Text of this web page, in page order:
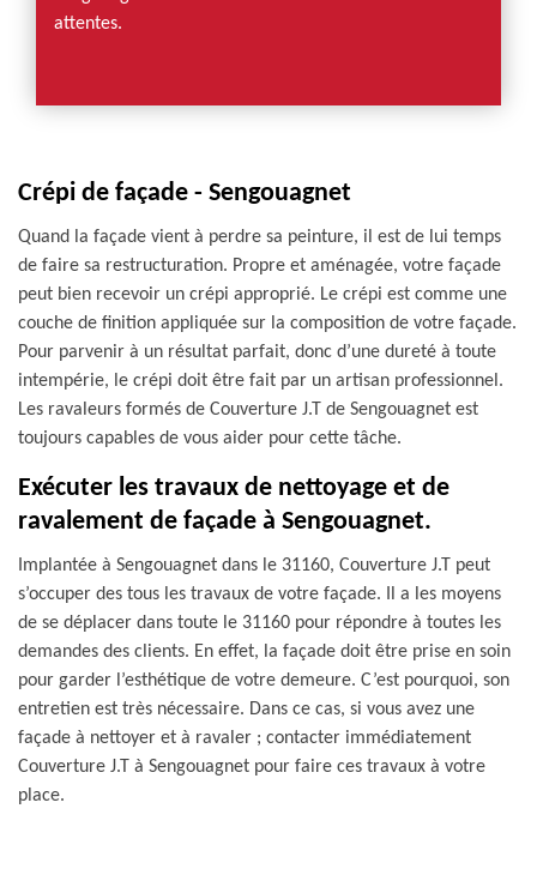
attentes.
Crépi de façade - Sengouagnet
Quand la façade vient à perdre sa peinture, il est de lui temps
de faire sa restructuration. Propre et aménagée, votre façade
peut bien recevoir un crépi approprié. Le crépi est comme une
couche de finition appliquée sur la composition de votre façade.
Pour parvenir à un résultat parfait, donc d’une dureté à toute
intempérie, le crépi doit être fait par un artisan professionnel.
Les ravaleurs formés de Couverture J.T de Sengouagnet est
toujours capables de vous aider pour cette tâche.
Exécuter les travaux de nettoyage et de
ravalement de façade à Sengouagnet.
Implantée à Sengouagnet dans le 31160, Couverture J.T peut
s’occuper des tous les travaux de votre façade. Il a les moyens
de se déplacer dans toute le 31160 pour répondre à toutes les
demandes des clients. En effet, la façade doit être prise en soin
pour garder l’esthétique de votre demeure. C’est pourquoi, son
entretien est très nécessaire. Dans ce cas, si vous avez une
façade à nettoyer et à ravaler ; contacter immédiatement
Couverture J.T à Sengouagnet pour faire ces travaux à votre
place.